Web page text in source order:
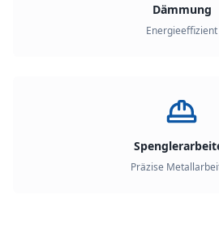
Dämmung
Energieeffizient
Präzise